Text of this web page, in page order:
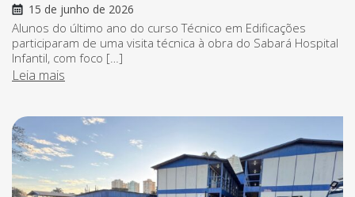
15 de junho de 2026
Alunos do último ano do curso Técnico em Edificações
participaram de uma visita técnica à obra do Sabará Hospital
Infantil, com foco […]
Leia mais